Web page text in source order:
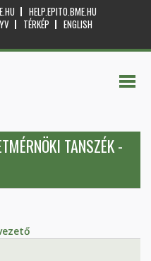
HELP.EPITO.BME.HU
TÉRKÉP
ENGLISH
TANSZÉK -